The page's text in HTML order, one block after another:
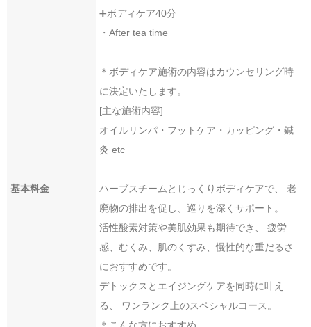
基本料金
➕ボディケア40分
・After tea time
＊ボディケア施術の内容はカウンセリング時
に決定いたします。
[主な施術内容]
オイルリンパ・フットケア・カッピング・鍼
灸 etc
ハーブスチームとじっくりボディケアで、 老
廃物の排出を促し、巡りを深くサポート。
活性酸素対策や美肌効果も期待でき、 疲労
感、むくみ、肌のくすみ、慢性的な重だるさ
におすすめです。
デトックスとエイジングケアを同時に叶え
る、 ワンランク上のスペシャルコース。
＊こんな方におすすめ